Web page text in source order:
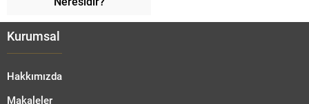
Kurumsal
Hakkımızda
Makaleler